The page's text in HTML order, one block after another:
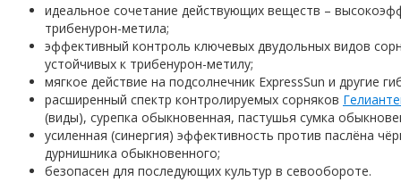
идеальное сочетание действующих веществ –
трибенурон-метила;
эффективный контроль ключевых двудольных видов
устойчивых к трибенурон-метилу;
мягкое действие на подсолнечник ExpressSun и другие
расширенный спектр контролируемых сорняков
(виды), сурепка обыкновенная, пастушья сумка
усиленная (синергия) эффективность против паслёна
дурнишника обыкновенного;
безопасен для последующих культур в севообороте.